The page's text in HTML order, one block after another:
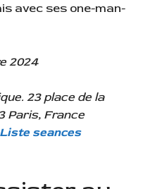
avec ses one-man-
2024
23 place de la
Paris, France
Liste seances